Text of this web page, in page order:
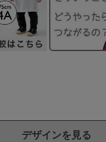
デザインを見る